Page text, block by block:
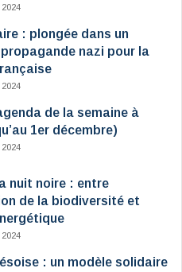
: plongée dans un
nazi pour la
de la semaine à
1er décembre)
nuit noire : entre
de la biodiversité et
: un modèle solidaire